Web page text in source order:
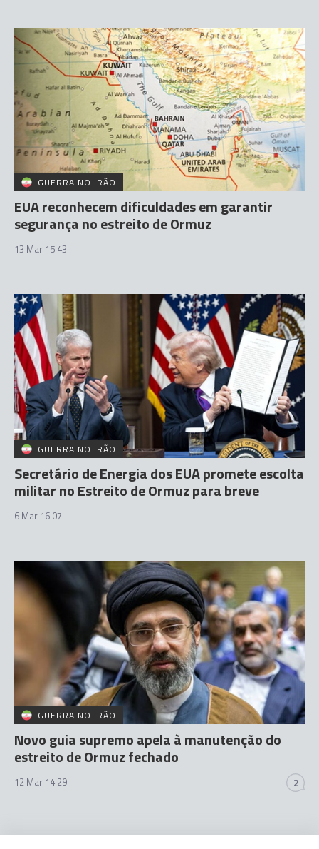
GUERRA NO IRÃO
EUA reconhecem dificuldades em garantir
segurança no estreito de Ormuz
13 Mar 15:43
GUERRA NO IRÃO
Secretário de Energia dos EUA promete escolta
militar no Estreito de Ormuz para breve
6 Mar 16:07
GUERRA NO IRÃO
Novo guia supremo apela à manutenção do
estreito de Ormuz fechado
12 Mar 14:29 2